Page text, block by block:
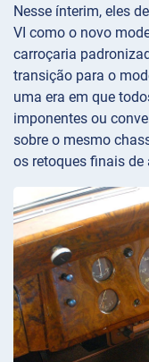
Nesse ínterim, eles
VI como o novo
carroçaria
transição para o
uma era em que
imponentes ou
sobre o mesmo
os retoques finais